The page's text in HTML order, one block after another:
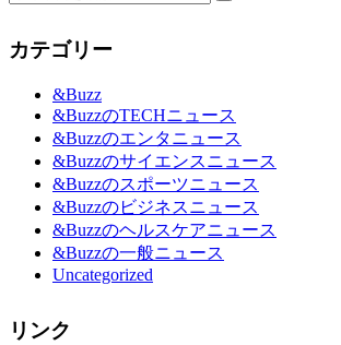
カテゴリー
&Buzz
&BuzzのTECHニュース
&Buzzのエンタニュース
&Buzzのサイエンスニュース
&Buzzのスポーツニュース
&Buzzのビジネスニュース
&Buzzのヘルスケアニュース
&Buzzの一般ニュース
Uncategorized
リンク